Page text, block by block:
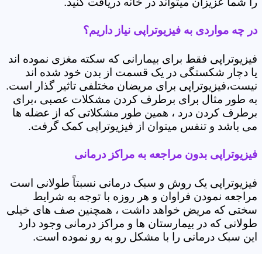
در چه مواردی به فیزیوتراپی نیاز داریم؟
فیزیوتراپی فقط برای بیمارانی که سکته مغزی نموده اند
یا دچار شکستگی در یک قسمت از بدن خود شده اند
نیست،فیزیوتراپی برای مریضان مختلفی تاثیر گذار است.
به طور مثال برای برطرف کردن مشکلات عصبی ،برای
برطرف کردن درد ، همین طور مشکلاتی که از عضله ها
می باشد و تنفس میتوان از فیزیوتراپی کمک گرفت.
فیزیوتراپی بدون مراجعه به مراکز درمانی
فیزیوتراپی یک روش و سبک درمانی نسبتاً طولانی است
مراجعه نمودن فراوان و هر روزه با توجه به شرایط
سختی که مریض خواهد داشت ، همچنین صف های خیلی
طولانی که در بیمارستان ها و مراکز درمانی وجود دارد
این سبک درمانی را با مشکل رو به رو نموده است.